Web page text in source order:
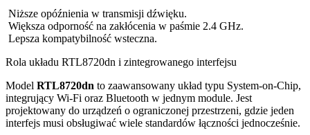
Niższe opóźnienia w transmisji dźwięku.
Większa odporność na zakłócenia w paśmie 2.4 GHz.
Lepsza kompatybilność wsteczna.
Rola układu RTL8720dn i zintegrowanego interfejsu
Model RTL8720dn to zaawansowany układ typu System-on-Chip,
integrujący Wi-Fi oraz Bluetooth w jednym module. Jest
projektowany do urządzeń o ograniczonej przestrzeni, gdzie jeden
interfejs musi obsługiwać wiele standardów łączności jednocześnie.